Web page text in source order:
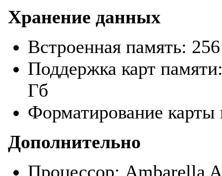
Хранение данных
Встроенная память:
Поддержка карт
Гб
Форматирование карты
Дополнительно
Процессор: Ambarella